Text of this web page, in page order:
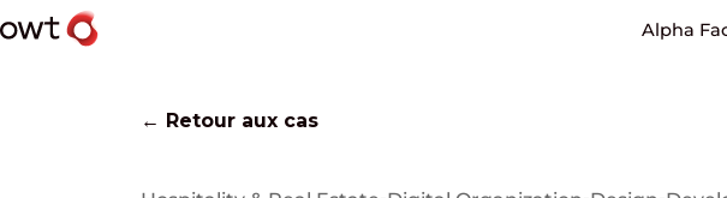
Alpha
← Retour aux cas